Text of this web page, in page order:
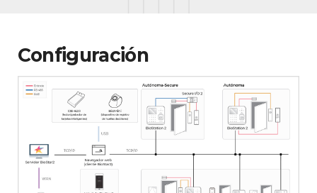
Configuración